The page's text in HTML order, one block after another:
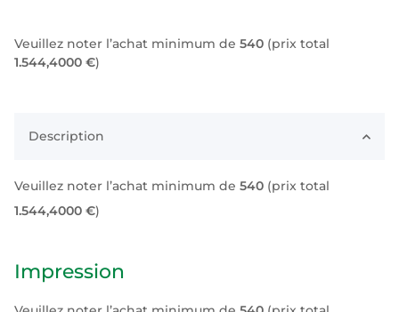
Veuillez noter l’achat minimum de 540 (prix total
1.544,4000 €)
Description
Veuillez noter l’achat minimum de 540 (prix total
1.544,4000 €)
Impression